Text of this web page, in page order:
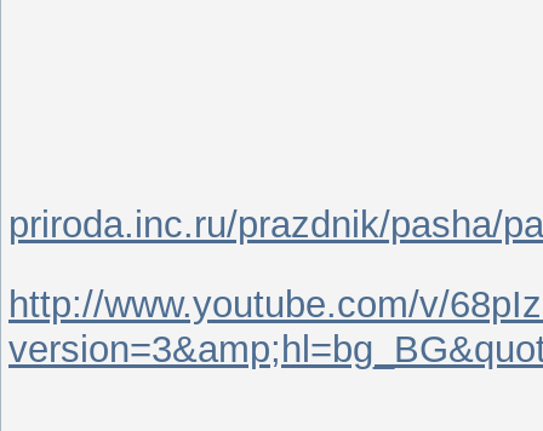
priroda.inc.ru/prazdnik/pasha/
http://www.youtube.com/v/